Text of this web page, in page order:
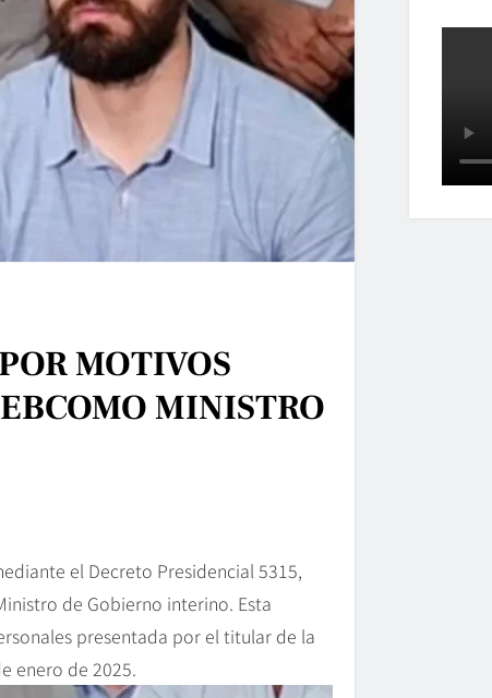
MOTIVOS
MINISTRO
el Decreto Presidencial 5315,
de Gobierno interino. Esta
presentada por el titular de la
enero de 2025.